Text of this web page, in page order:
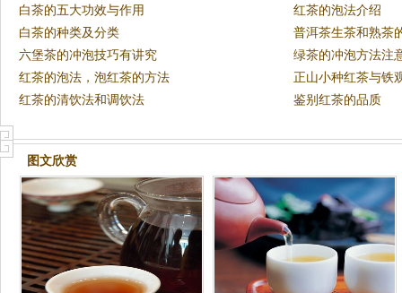
白茶的五大功效与作用
红茶的泡法介绍
白茶的种类及分类
普洱茶生茶和熟茶
六堡茶的冲泡技巧有讲究
绿茶的冲泡方法注
红茶的泡法，泡红茶的方法
正山小种红茶与铁
红茶的清饮法和调饮法
鉴别红茶的品质
图文欣赏